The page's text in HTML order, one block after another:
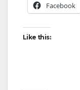
Facebook
Like this: